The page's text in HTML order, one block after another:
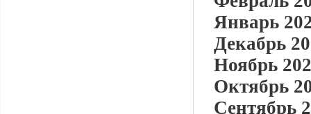
Январь
Декабрь
Ноябрь
Октябрь
Сентябрь